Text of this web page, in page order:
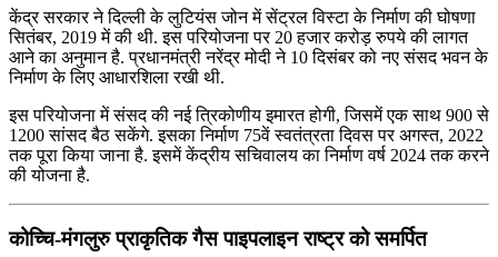
केंद्र सरकार ने दिल्ली के लुटियंस जोन में सेंट्रल विस्टा के निर्माण की घोषणा
सितंबर, 2019 में की थी. इस परियोजना पर 20 हजार करोड़ रुपये की लागत
आने का अनुमान है. प्रधानमंत्री नरेंद्र मोदी ने 10 दिसंबर को नए संसद भवन के
निर्माण के लिए आधारशिला रखी थी.
इस परियोजना में संसद की नई त्रिकोणीय इमारत होगी, जिसमें एक साथ 900 से
1200 सांसद बैठ सकेंगे. इसका निर्माण 75वें स्वतंत्रता दिवस पर अगस्त, 2022
तक पूरा किया जाना है. इसमें केंद्रीय सचिवालय का निर्माण वर्ष 2024 तक करने
की योजना है.
कोच्चि-मंगलुरु प्राकृतिक गैस पाइपलाइन राष्ट्र को समर्पित